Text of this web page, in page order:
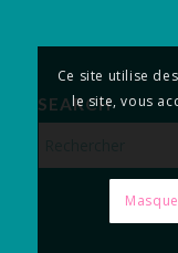
SEARCH
Ce site utilise
le site, vous